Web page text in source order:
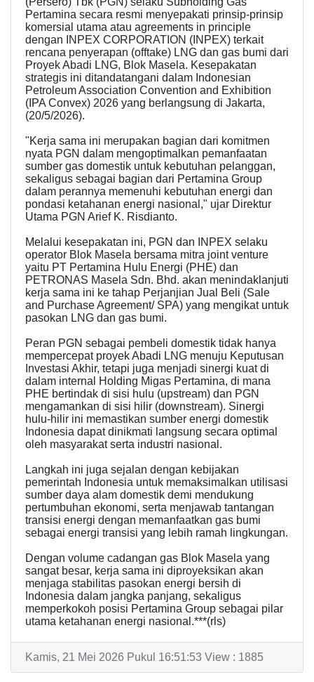
Pertamina secara resmi menyepakati prinsip-prinsip
komersial utama atau agreements in principle
dengan INPEX CORPORATION (INPEX) terkait
rencana penyerapan (offtake) LNG dan gas bumi dari
Proyek Abadi LNG, Blok Masela. Kesepakatan
strategis ini ditandatangani dalam Indonesian
Petroleum Association Convention and Exhibition
(IPA Convex) 2026 yang berlangsung di Jakarta,
(20/5/2026).
"Kerja sama ini merupakan bagian dari komitmen
nyata PGN dalam mengoptimalkan pemanfaatan
sumber gas domestik untuk kebutuhan pelanggan,
sekaligus sebagai bagian dari Pertamina Group
dalam perannya memenuhi kebutuhan energi dan
pondasi ketahanan energi nasional," ujar Direktur
Utama PGN Arief K. Risdianto.
Melalui kesepakatan ini, PGN dan INPEX selaku
operator Blok Masela bersama mitra joint venture
yaitu PT Pertamina Hulu Energi (PHE) dan
PETRONAS Masela Sdn. Bhd. akan menindaklanjuti
kerja sama ini ke tahap Perjanjian Jual Beli (Sale
and Purchase Agreement/ SPA) yang mengikat untuk
pasokan LNG dan gas bumi.
Peran PGN sebagai pembeli domestik tidak hanya
mempercepat proyek Abadi LNG menuju Keputusan
Investasi Akhir, tetapi juga menjadi sinergi kuat di
dalam internal Holding Migas Pertamina, di mana
PHE bertindak di sisi hulu (upstream) dan PGN
mengamankan di sisi hilir (downstream). Sinergi
hulu-hilir ini memastikan sumber energi domestik
Indonesia dapat dinikmati langsung secara optimal
oleh masyarakat serta industri nasional.
Langkah ini juga sejalan dengan kebijakan
pemerintah Indonesia untuk memaksimalkan utilisasi
sumber daya alam domestik demi mendukung
pertumbuhan ekonomi, serta menjawab tantangan
transisi energi dengan memanfaatkan gas bumi
sebagai energi transisi yang lebih ramah lingkungan.
Dengan volume cadangan gas Blok Masela yang
sangat besar, kerja sama ini diproyeksikan akan
menjaga stabilitas pasokan energi bersih di
Indonesia dalam jangka panjang, sekaligus
memperkokoh posisi Pertamina Group sebagai pilar
utama ketahanan energi nasional.***(rls)
Kamis, 21 Mei 2026 Pukul 16:51:53 View : 1885